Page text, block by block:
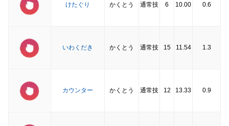
けたぐり かくとう 通常技 6 10.00 0.6
いわくだき かくとう 通常技 15 11.54 1.3
カウンター かくとう 通常技 12 13.33 0.9